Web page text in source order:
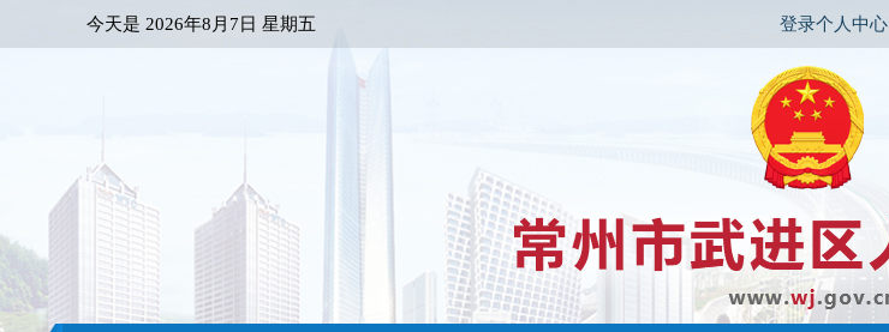
今天是 2026年8月7日 星期五 登录个人中心